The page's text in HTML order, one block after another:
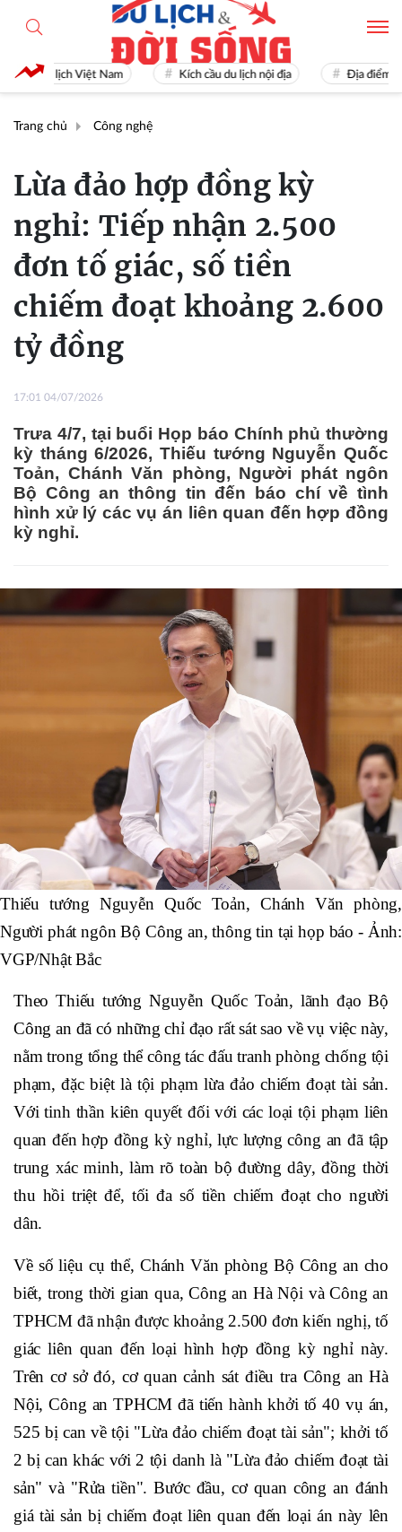
Du lịch Việt Nam Kích cầu du lịch nội địa Địa điểm du
Trang chủ Công nghệ
Lừa đảo hợp đồng kỳ
nghỉ: Tiếp nhận 2.500
đơn tố giác, số tiền
chiếm đoạt khoảng 2.600
tỷ đồng
17:01 04/07/2026
Trưa 4/7, tại buổi Họp báo Chính phủ thường
kỳ tháng 6/2026, Thiếu tướng Nguyễn Quốc
Toản, Chánh Văn phòng, Người phát ngôn
Bộ Công an thông tin đến báo chí về tình
hình xử lý các vụ án liên quan đến hợp đồng
kỳ nghỉ.
Thiếu tướng Nguyễn Quốc Toản, Chánh Văn phòng,
Người phát ngôn Bộ Công an, thông tin tại họp báo - Ảnh:
VGP/Nhật Bắc
Theo Thiếu tướng Nguyễn Quốc Toản, lãnh đạo Bộ
Công an đã có những chỉ đạo rất sát sao về vụ việc này,
nằm trong tổng thể công tác đấu tranh phòng chống tội
phạm, đặc biệt là tội phạm lừa đảo chiếm đoạt tài sản.
Với tinh thần kiên quyết đối với các loại tội phạm liên
quan đến hợp đồng kỳ nghỉ, lực lượng công an đã tập
trung xác minh, làm rõ toàn bộ đường dây, đồng thời
thu hồi triệt để, tối đa số tiền chiếm đoạt cho người
dân.
Về số liệu cụ thể, Chánh Văn phòng Bộ Công an cho
biết, trong thời gian qua, Công an Hà Nội và Công an
TPHCM đã nhận được khoảng 2.500 đơn kiến nghị, tố
giác liên quan đến loại hình hợp đồng kỳ nghỉ này.
Trên cơ sở đó, cơ quan cảnh sát điều tra Công an Hà
Nội, Công an TPHCM đã tiến hành khởi tố 40 vụ án,
525 bị can về tội "Lừa đảo chiếm đoạt tài sản"; khởi tố
2 bị can khác với 2 tội danh là "Lừa đảo chiếm đoạt tài
sản" và "Rửa tiền". Bước đầu, cơ quan công an đánh
giá tài sản bị chiếm đoạt liên quan đến loại án này lên